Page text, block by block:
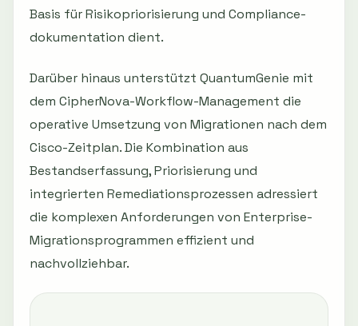
Basis für Risikopriorisierung und Compliance-
dokumentation dient.
Darüber hinaus unterstützt QuantumGenie mit
dem CipherNova-Workflow-Management die
operative Umsetzung von Migrationen nach dem
Cisco-Zeitplan. Die Kombination aus
Bestandserfassung, Priorisierung und
integrierten Remediationsprozessen adressiert
die komplexen Anforderungen von Enterprise-
Migrationsprogrammen effizient und
nachvollziehbar.